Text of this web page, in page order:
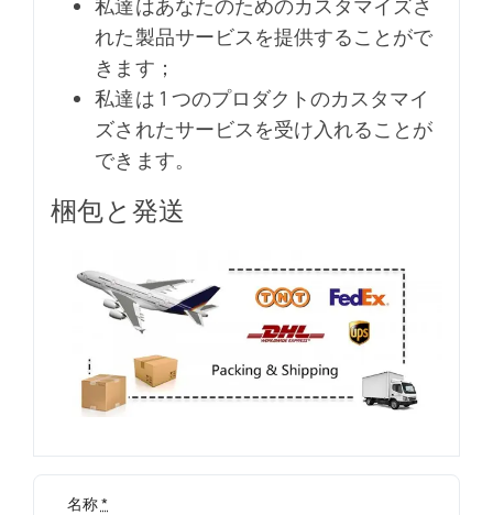
私達はあなたのためのカスタマイズさ
れた製品サービスを提供することがで
きます；
私達は 1 つのプロダクトのカスタマイ
ズされたサービスを受け入れることが
できます。
梱包と発送
名称*